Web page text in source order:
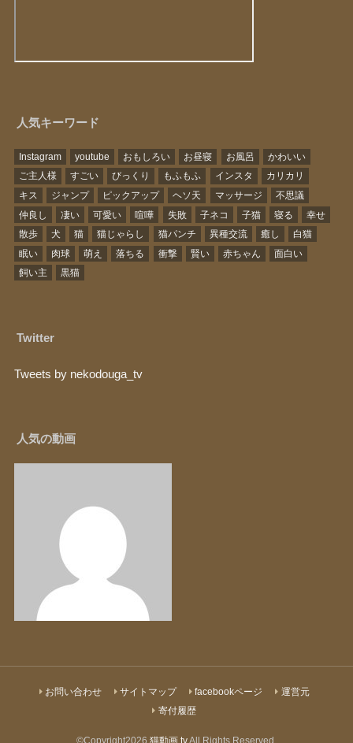
人気キーワード
Instagram youtube おもしろい お昼寝 お風呂
かわいい
ご主人様
すごい びっくり もふもふ インスタ
カリカリ
キス
ジャンプ ピックアップ ヘソ天 マッサージ
不思議
仲良し
凄い 可愛い 喧嘩 失敗 子ネコ 子猫 寝る
幸せ
散歩
犬 猫 猫じゃらし 猫パンチ 異種交流 癒し
白猫
眠い
肉球 萌え 落ちる 衝撃 賢い 赤ちゃん
面白い
飼い主
黒猫
Twitter
Tweets by nekodouga_tv
人気の動画
お問い合わせ サイトマップ facebookページ
運営元
寄付履歴
©Copyright2026 猫動画.tv.All Rights Reserved.